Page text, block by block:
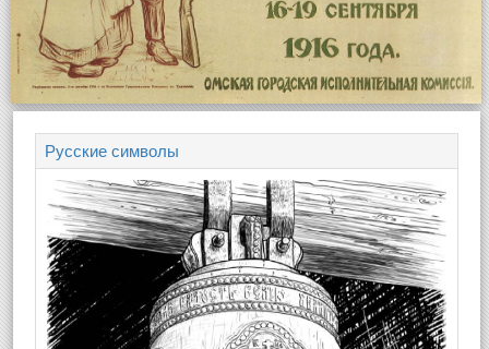
Русские символы